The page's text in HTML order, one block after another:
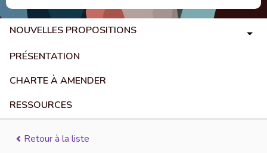
NOUVELLES PROPOSITIONS
PRÉSENTATION
CHARTE À AMENDER
RESSOURCES
Retour à la liste